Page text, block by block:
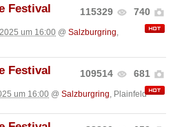
115329 740
Festival
um 16:00 @ Salzburgring,
109514 681
Festival
um 16:00 @ Salzburgring, Plainfeld